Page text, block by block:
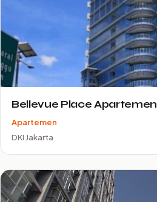
Bellevue Place Apartemen
Apartemen
DKI Jakarta